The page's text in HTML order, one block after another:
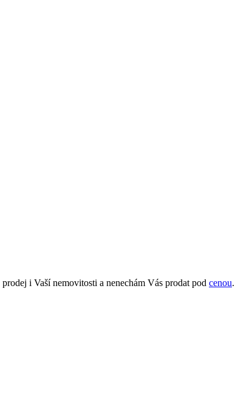
i Vaší nemovitosti a nenechám Vás prodat pod cenou.